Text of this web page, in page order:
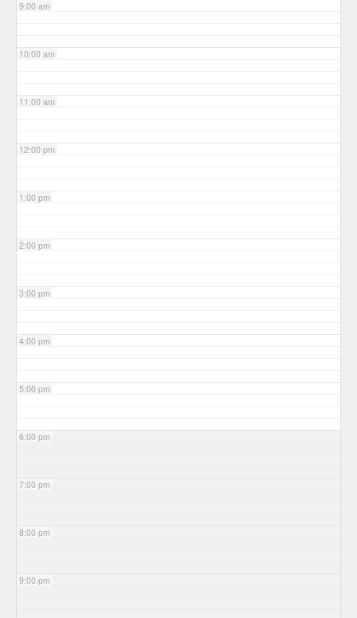
9:00 am
10:00 am
11:00 am
12:00 pm
1:00 pm
2:00 pm
3:00 pm
4:00 pm
5:00 pm
6:00 pm
7:00 pm
8:00 pm
9:00 pm